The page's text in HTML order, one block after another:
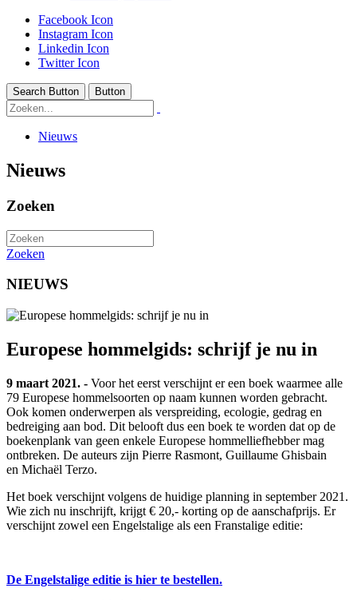
Facebook Icon
Instagram Icon
Linkedin Icon
Twitter Icon
Search Button Button
Nieuws
Nieuws
Zoeken
Zoeken
NIEUWS
Europese hommelgids: schrijf je nu in
9 maart 2021. - Voor het eerst verschijnt er een boek waarmee alle
79 Europese hommelsoorten op naam kunnen worden gebracht.
Ook komen onderwerpen als verspreiding, ecologie, gedrag en
bedreiging aan bod. Dit belooft dus een boek te worden dat op de
boekenplank van geen enkele Europese hommelliefhebber mag
ontbreken. De auteurs zijn Pierre Rasmont, Guillaume Ghisbain
en Michaël Terzo.
Het boek verschijnt volgens de huidige planning in september 2021.
Wie zich nu inschrijft, krijgt € 20,- korting op de aanschafprijs. Er
verschijnt zowel een Engelstalige als een Franstalige editie:
De Engelstalige editie is hier te bestellen.